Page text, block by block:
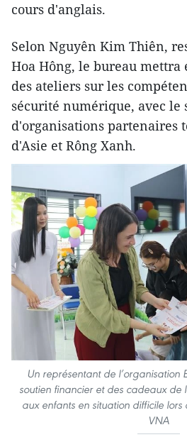
cours d'anglais.
Selon Nguyên Kim Thiên,
Hoa Hông, le bureau mettra
des ateliers sur les
sécurité numérique, avec le
d'organisations partenaires
d'Asie et Rông Xanh.
Un représentant de l’organisation
soutien financier et des cadeaux de
aux enfants en situation difficile
VNA